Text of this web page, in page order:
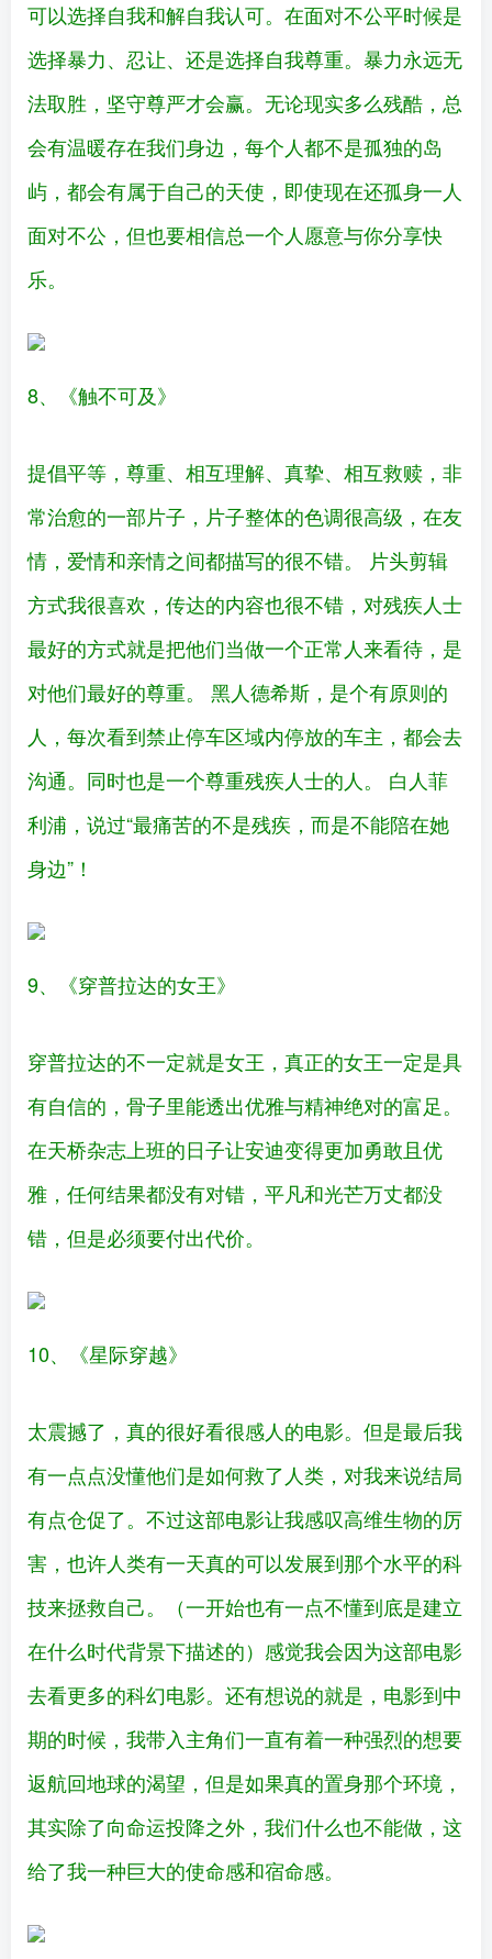
可以选择自我和解自我认可。在面对不公平时候是
选择暴力、忍让、还是选择自我尊重。暴力永远无
法取胜，坚守尊严才会赢。无论现实多么残酷，总
会有温暖存在我们身边，每个人都不是孤独的岛
屿，都会有属于自己的天使，即使现在还孤身一人
面对不公，但也要相信总一个人愿意与你分享快
乐。
8、《触不可及》
提倡平等，尊重、相互理解、真挚、相互救赎，非
常治愈的一部片子，片子整体的色调很高级，在友
情，爱情和亲情之间都描写的很不错。 片头剪辑
方式我很喜欢，传达的内容也很不错，对残疾人士
最好的方式就是把他们当做一个正常人来看待，是
对他们最好的尊重。 黑人德希斯，是个有原则的
人，每次看到禁止停车区域内停放的车主，都会去
沟通。同时也是一个尊重残疾人士的人。 白人菲
利浦，说过“最痛苦的不是残疾，而是不能陪在她
身边”！
9、《穿普拉达的女王》
穿普拉达的不一定就是女王，真正的女王一定是具
有自信的，骨子里能透出优雅与精神绝对的富足。
在天桥杂志上班的日子让安迪变得更加勇敢且优
雅，任何结果都没有对错，平凡和光芒万丈都没
错，但是必须要付出代价。
10、《星际穿越》
太震撼了，真的很好看很感人的电影。但是最后我
有一点点没懂他们是如何救了人类，对我来说结局
有点仓促了。不过这部电影让我感叹高维生物的厉
害，也许人类有一天真的可以发展到那个水平的科
技来拯救自己。（一开始也有一点不懂到底是建立
在什么时代背景下描述的）感觉我会因为这部电影
去看更多的科幻电影。还有想说的就是，电影到中
期的时候，我带入主角们一直有着一种强烈的想要
返航回地球的渴望，但是如果真的置身那个环境，
其实除了向命运投降之外，我们什么也不能做，这
给了我一种巨大的使命感和宿命感。